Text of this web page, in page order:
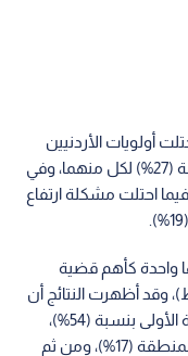
أولويات الأردنيين
كأهم القضايا التي تواجه الأردن اليوم وبنسبة (27%) لكل منهما، وفي
جاءت مشكلة الفساد (23%)، فيما احتلت مشكلة ارتفاع
واحدة كأهم قضية
وقد أظهرت النتائج أن
القدس والقضية الفلسطينية احتلت المرتبة الأولى بنسبة (54%)،
تلتها مشكلة الأزمات والحروب التي تواجه المنطقة (17%)، ومن ثم